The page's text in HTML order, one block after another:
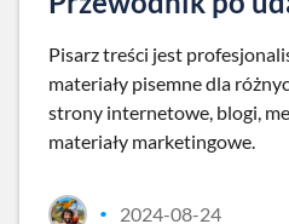
Pisarz treści jest
materiały pisemne dla
strony internetowe, blogi,
materiały marketingowe.
• 2024-08-24